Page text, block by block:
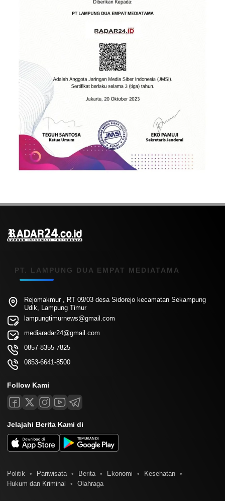
PT. LAMPUNG DUA EMPAT MEDIATAMA
Rejomakmur , RT 09/03 desa Sidorejo kecamatan Sekampung
Udik, Lampung Timur
lampungtimurnews@gmail.com
mediaradar24@gmail.com
0857-8355-7825
0853-6641-8500
Follow Kami
Jelajahi Berita Kami di
Politik Pariwisata Berita Ekonomi
Kesehatan
Hukum dan Kriminal
Olahraga